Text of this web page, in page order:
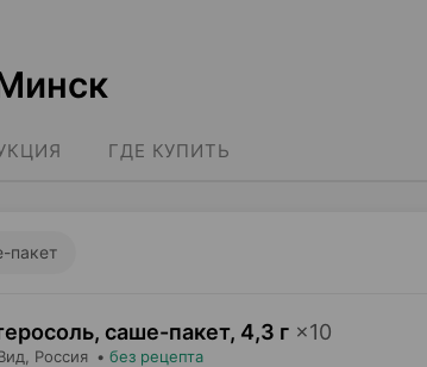
ГДЕ КУПИТЬ
пакет
саше-пакет, 4,3 г ×10
, Россия • без рецепта